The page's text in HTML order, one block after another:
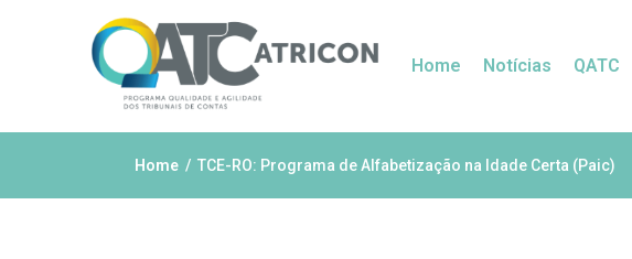
Home Notícias QATC
Home TCE-RO: Programa de Alfabetização na Idade Certa (Paic)